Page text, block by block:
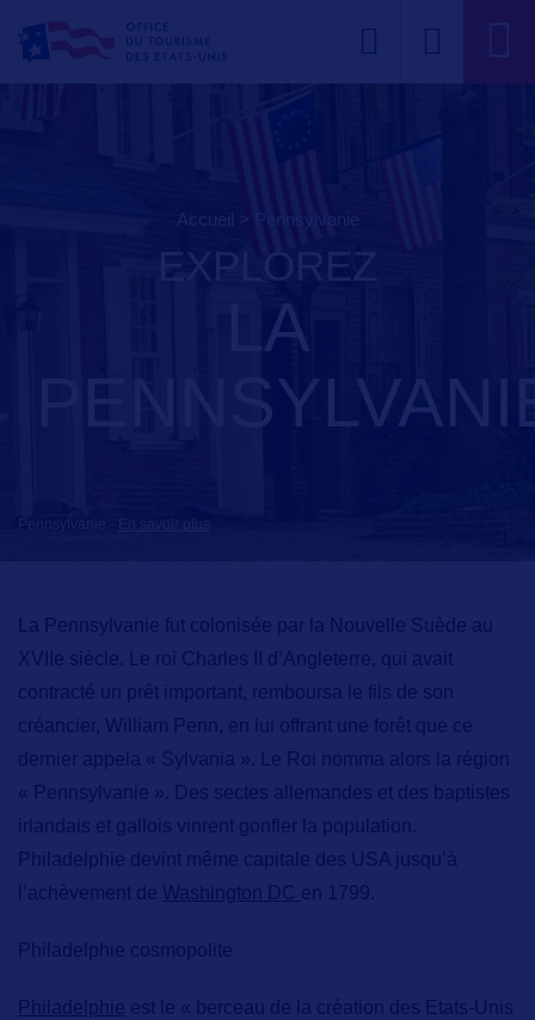
Accueil > pennsylvanie
EXPLOREZ
LA
Pennsylvanie
La Pennsylvanie fut colonisée par la Nouvelle Suède au
XVIIe siècle. Le roi Charles II d’Angleterre, qui avait
contracté un prêt important, remboursa le fils de son
créancier, William Penn, en lui offrant une forêt que ce
dernier appela « Sylvania ». Le Roi nomma alors la région
« Pennsylvanie ». Des sectes allemandes et des baptistes
irlandais et gallois vinrent gonfler la population.
Philadelphie devint même capitale des USA jusqu’à
l’achèvement de Washington DC en 1799.
Philadelphie cosmopolite
Philadelphie est le « berceau de la création des Etats-Unis